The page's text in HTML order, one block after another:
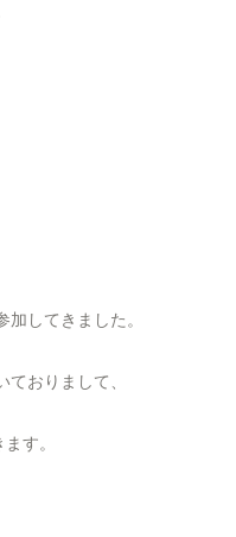
してきました。
おりまして、
す。